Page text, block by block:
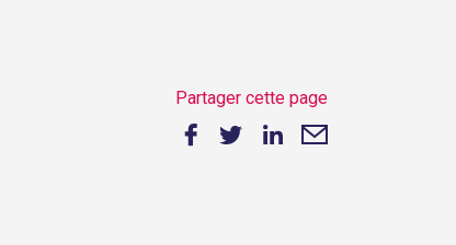
Partager cette page